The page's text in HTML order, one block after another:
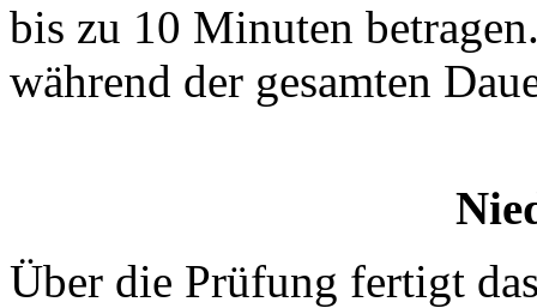
bis zu 10 Minuten
während der gesamten
Über die Prüfung fertigt